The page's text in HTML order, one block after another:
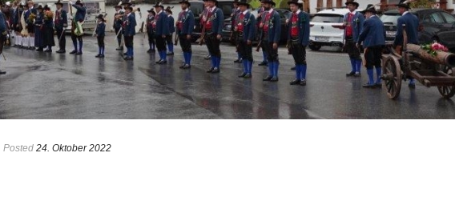
Posted 24. Oktober 2022